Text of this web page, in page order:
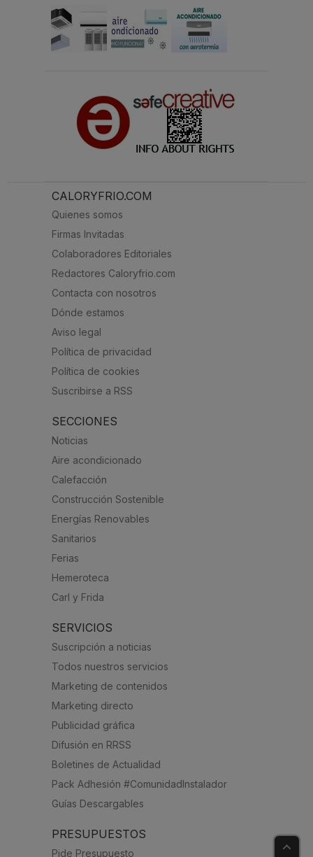
CALORYFRIO.COM
Quienes somos
Firmas Invitadas
Colaboradores Editoriales
Redactores Caloryfrio.com
Contacta con nosotros
Dónde estamos
Aviso legal
Política de privacidad
Política de cookies
Suscribirse a RSS
SECCIONES
Noticias
Aire acondicionado
Calefacción
Construcción Sostenible
Energías Renovables
Sanitarios
Ferias
Hemeroteca
Carl y Frida
SERVICIOS
Suscripción a noticias
Todos nuestros servicios
Marketing de contenidos
Marketing directo
Publicidad gráfica
Difusión en RRSS
Boletines de Actualidad
Pack Adhesión #ComunidadInstalador
Guías Descargables
PRESUPUESTOS
Pide Presupuesto